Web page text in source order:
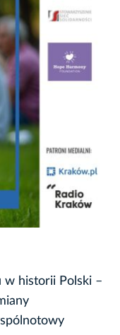
w historii Polski –